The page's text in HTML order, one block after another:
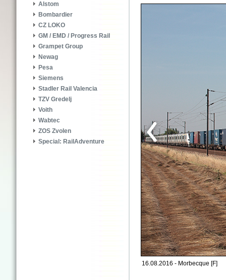
Alstom
Bombardier
CZ LOKO
GM / EMD / Progress Rail
Grampet Group
Newag
Pesa
Siemens
Stadler Rail Valencia
TZV Gredelj
Voith
Wabtec
ZOS Zvolen
Special: RailAdventure
16.08.2016 - Morbecque [F]